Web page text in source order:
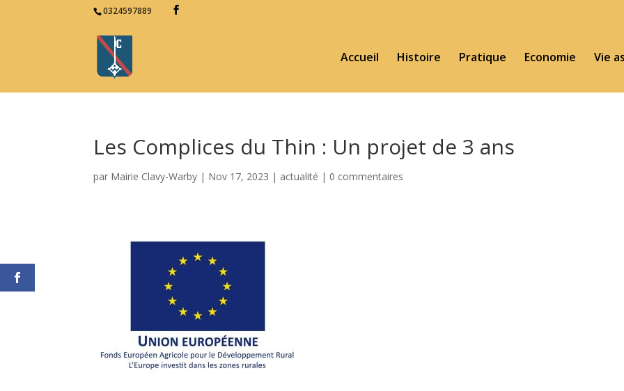
0324597889
Accueil Histoire Pratique Economie Vie
Les Complices du Thin : Un projet de 3 ans
par Mairie Clavy-Warby | Nov 17, 2023 | actualité | 0 commentaires
Facebookhttps://www.facebook.com/Commune-de-CLAVY-WARBY-106500480774677